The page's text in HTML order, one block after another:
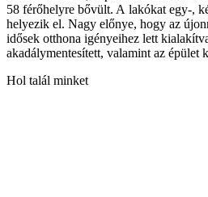
58 férőhelyre bővült. A lakókat egy-,
helyezik el. Nagy előnye, hogy az
idősek otthona igényeihez lett
akadálymentesített, valamint az épület
Hol talál minket